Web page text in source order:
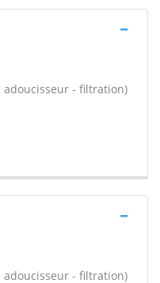
- filtration)
- filtration)